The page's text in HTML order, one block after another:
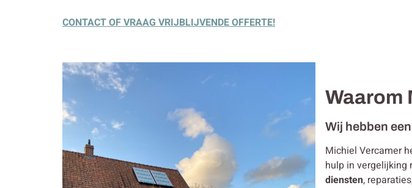
CONTACT OF VRAAG VRIJBLIJVENDE OFFERTE!
Waarom
Wij hebben
Michiel Vercamer
hulp in vergelijking
diensten,